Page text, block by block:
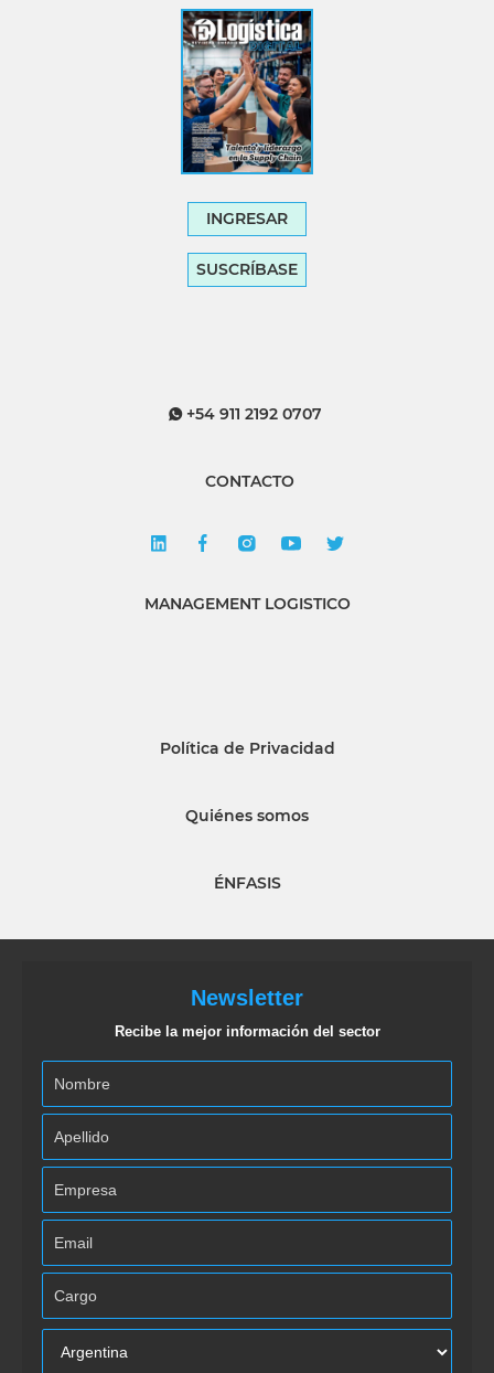
INGRESAR
SUSCRÍBASE
+54 911 2192 0707
CONTACTO
MANAGEMENT LOGISTICO
Política de Privacidad
Quiénes somos
ÉNFASIS
Newsletter
Recibe la mejor información del sector